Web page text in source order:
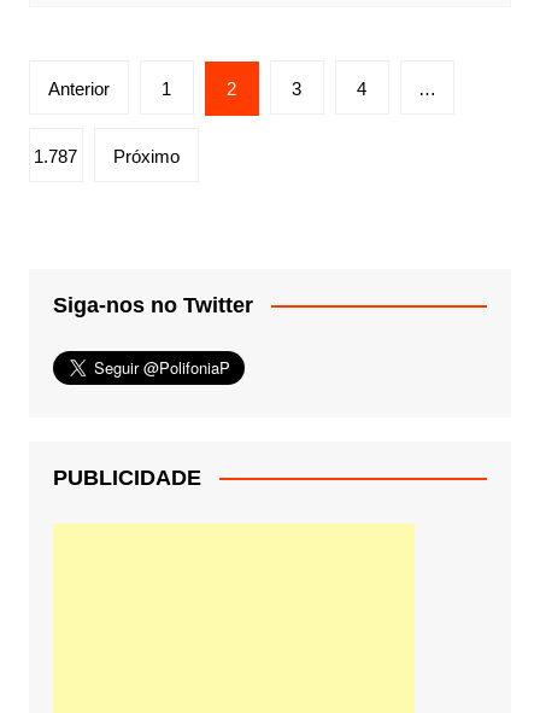
Paginação
posts
Anterior 1 2 3 4 …
1.787 Próximo
Siga-nos no Twitter
PUBLICIDADE